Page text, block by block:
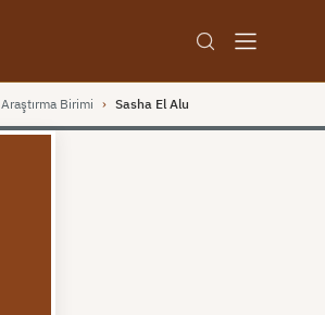
Araştırma Birimi › Sasha El Alu